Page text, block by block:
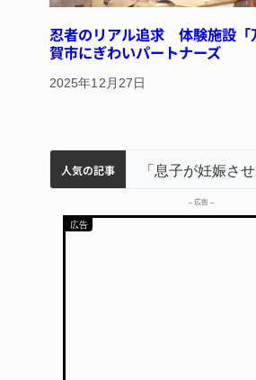
忍者のリアル追求 体験施設
賀市にぎわいパートナーズ
2025年12月27日
人気の記事
名張市水道料金47％値上げへ 答申案、審議会で大筋まとまる
中学校の陶壁モニュメント 地元建設会社がボランティアで清掃 伊賀
名張市立病院のDMAT、熊本地震の被災地へ 能登以来3回目の派遣
– 広告 –